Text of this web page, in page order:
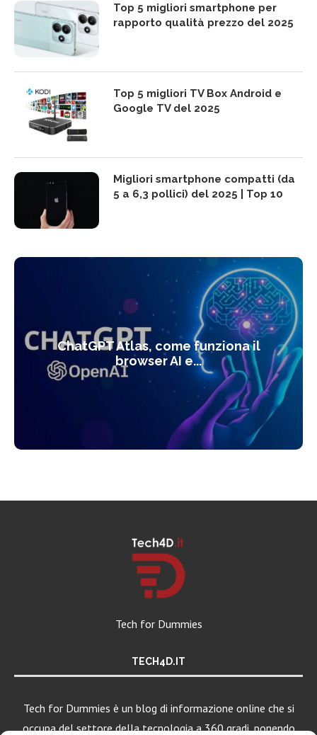
Top 5 migliori smartphone per
rapporto qualità prezzo del 2025
Top 5 migliori TV Box Android e
Google TV del 2025
Migliori smartphone compatti (da
5 a 6,3 pollici) del 2025 | Top 10
ChatGPT Atlas, come funziona il
browser AI e...
Tech for Dummies
TECH4D.IT
Tech for Dummies è un blog di informazione online che si
occupa del settore della tecnologia a 360 gradi, ponendo